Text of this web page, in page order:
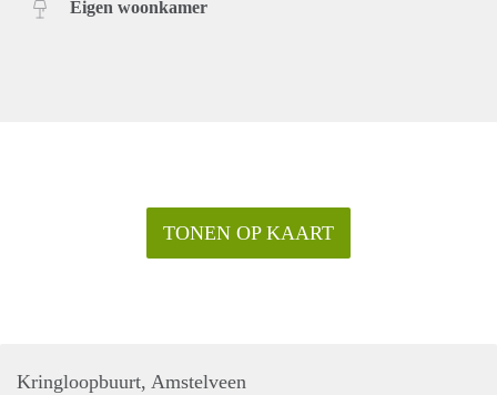
Eigen woonkamer
TONEN OP KAART
Kringloopbuurt, Amstelveen